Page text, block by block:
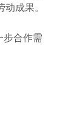
成果。
步合作需